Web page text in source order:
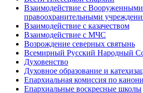
Взаимодействие с
правоохранительными
Взаимодействие с казачеством
Взаимодействие с МЧС
Возрождение северных святынь
Всемирный Русский Народный
Духовенство
Духовное образование и
Епархиальная комиссия по
Епархиальные воскресные школы